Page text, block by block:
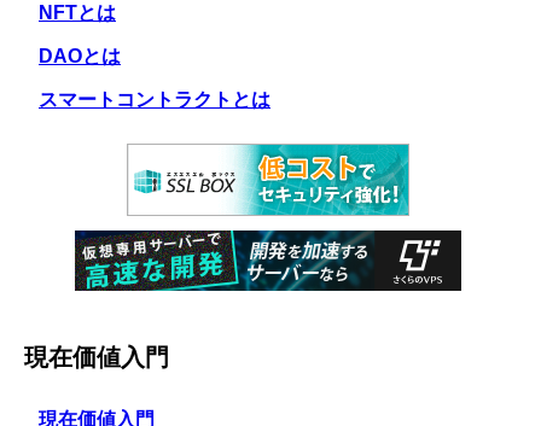
NFTとは
DAOとは
スマートコントラクトとは
現在価値入門
現在価値入門